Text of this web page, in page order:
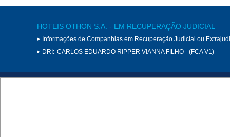
HOTEIS OTHON S.A. - EM RECUPERAÇÃO JUDICIAL
Informações de Companhias em Recuperação Judicial ou
DRI: CARLOS EDUARDO RIPPER VIANNA FILHO - (FCA V1)